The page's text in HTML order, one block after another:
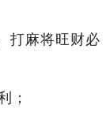
打麻将旺财必
；